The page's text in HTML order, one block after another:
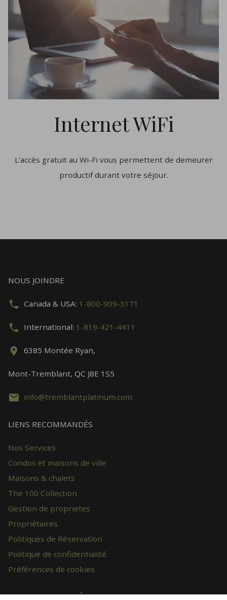
Internet WiFi
L'accès gratuit au Wi-Fi vous permettent de demeurer
productif durant votre séjour.
NOUS JOINDRE
Canada & USA: 1-800-909-3171
International: 1-819-421-4411
6385 Montée Ryan,
Mont-Tremblant, QC J8E 1S5
info@tremblantplatinum.com
LIENS RECOMMANDÉS
Nos Services
Condos et maisons de ville
Maisons & chalets
The 100 Collection
Gestion de proprietes
Propriétaires
Politiques de Réservation
Politique de confidentialité
Préférences de cookies
RECHERCHE PAR RÉSIDENCE